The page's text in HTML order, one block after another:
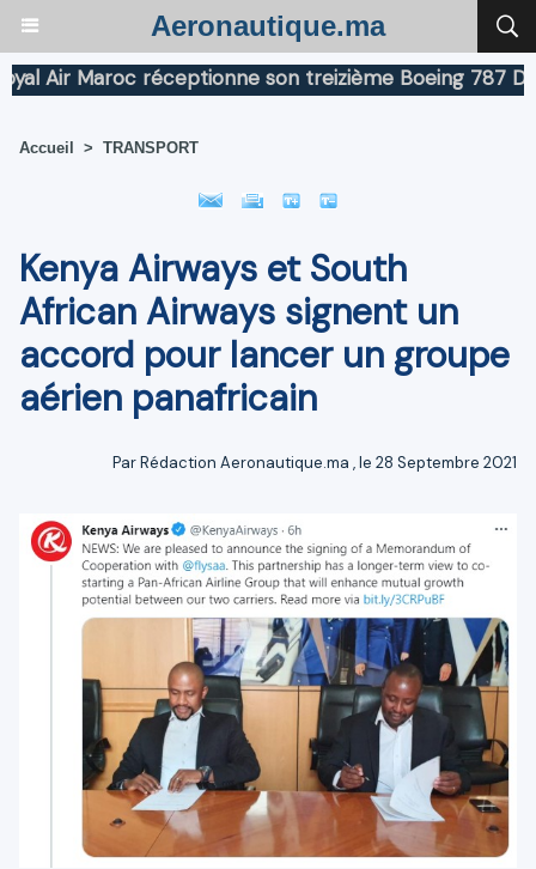
Aeronautique.ma
Maroc réceptionne son treizième Boeing 787
Accueil > TRANSPORT
Kenya Airways et South
African Airways signent un
accord pour lancer un groupe
aérien panafricain
ParRédaction Aeronautique.ma , le 28 Septembre 2021